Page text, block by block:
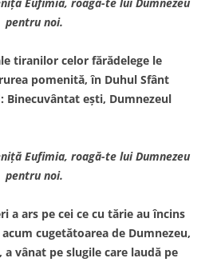
pentru noi.
tiranilor celor fărădelege le
pomenită, în Duhul Sfânt
Binecuvântat eşti, Dumnezeul
Eufimia, roagă-te lui Dumnezeu
pentru noi.
a ars pe cei ce cu tărie au încins
cugetătoarea de Dumnezeu,
a vânat pe slugile care laudă pe